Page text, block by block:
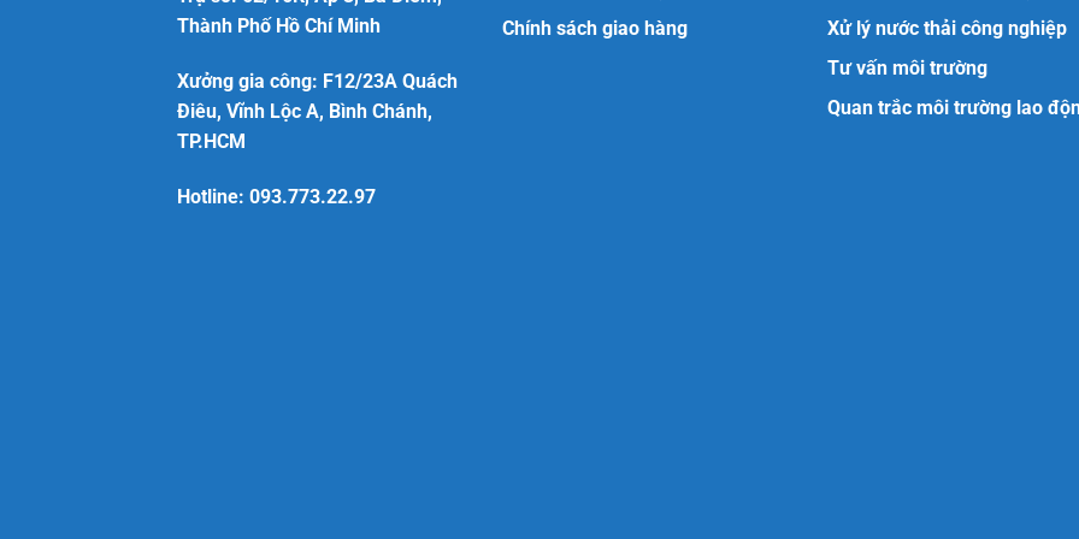
Thành Phố Hồ Chí Minh
Xưởng gia công: F12/23A Quách
Điêu, Vĩnh Lộc A, Bình Chánh,
TP.HCM
Hotline: 093.773.22.97
Chính sách giao hàng
Xử lý nước thải công nghiệp
Tư vấn môi trường
Quan trắc môi trường lao